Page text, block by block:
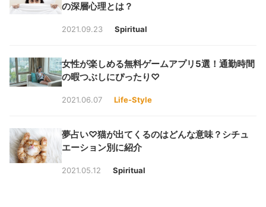
の深層心理とは？
2021.09.23 Spiritual
女性が楽しめる無料ゲームアプリ5選！通勤時間
の暇つぶしにぴったり♡
2021.06.07 Life-Style
夢占い♡猫が出てくるのはどんな意味？シチュ
エーション別に紹介
2021.05.12 Spiritual